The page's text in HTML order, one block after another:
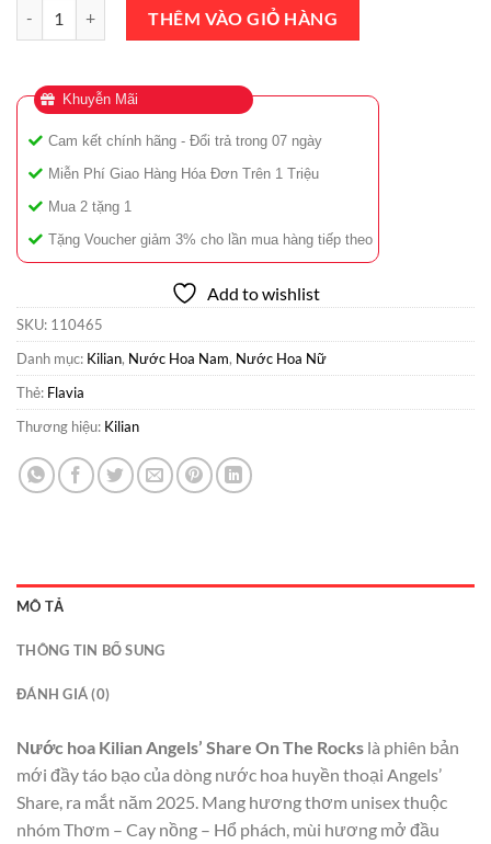
Nước Hoa Kilian Angels' Share On The Rocks EDP 50ml Chính Hãng
THÊM VÀO GIỎ HÀNG
Khuyễn Mãi
Cam kết chính hãng - Đổi trả trong 07 ngày
Miễn Phí Giao Hàng Hóa Đơn Trên 1 Triệu
Mua 2 tặng 1
Tặng Voucher giảm 3% cho lần mua hàng tiếp theo
Add to wishlist
SKU: 110465
Danh mục: Kilian, Nước Hoa Nam, Nước Hoa Nữ
Thẻ: Flavia
Thương hiệu: Kilian
MÔ TẢ
THÔNG TIN BỔ SUNG
ĐÁNH GIÁ (0)
Nước hoa Kilian Angels’ Share On The Rocks là phiên bản
mới đầy táo bạo của dòng nước hoa huyền thoại Angels’
Share, ra mắt năm 2025. Mang hương thơm unisex thuộc
nhóm Thơm – Cay nồng – Hổ phách, mùi hương mở đầu